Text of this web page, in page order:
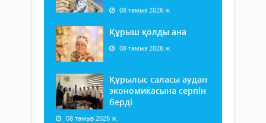
08 тамыз 2026 ж.
Құрыш қолды ана
08 тамыз 2026 ж.
Құрылыс саласы аудан
экономикасына серпін
берді
08 тамыз 2026 ж.